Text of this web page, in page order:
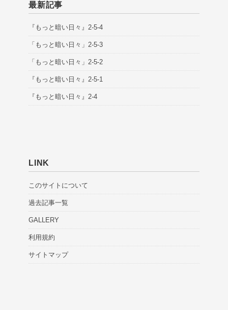
最新記事
『もっと暗い日々』2-5-4
「もっと暗い日々」2-5-3
「もっと暗い日々」2-5-2
『もっと暗い日々』2-5-1
『もっと暗い日々』2-4
LINK
このサイトについて
過去記事一覧
GALLERY
利用規約
サイトマップ